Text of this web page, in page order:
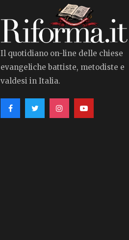
Il quotidiano on-line delle chiese
evangeliche battiste, metodiste e
valdesi in Italia.